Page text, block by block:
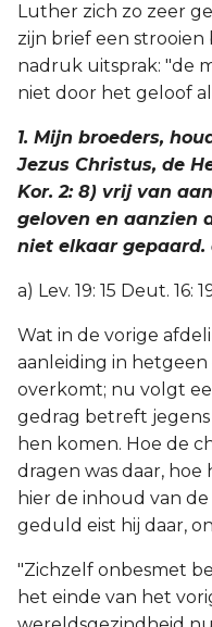
Luther zich zo zeer
zijn brief een
nadruk uitsprak: "de
niet door het geloof
1. Mijn broeders,
Jezus Christus, de
Kor. 2: 8) vrij van
geloven en aanzien
niet elkaar gepaard.
a) Lev. 19: 15 Deut. 16:
Wat in de vorige
aanleiding in
overkomt; nu volgt
gedrag betreft
hen komen. Hoe de
dragen was daar, hoe
hier de inhoud van
geduld eist hij daar,
"Zichzelf onbesmet
het einde van het